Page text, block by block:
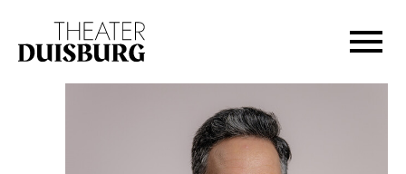
Zur Hauptnavigation springen
Zum Footer springen